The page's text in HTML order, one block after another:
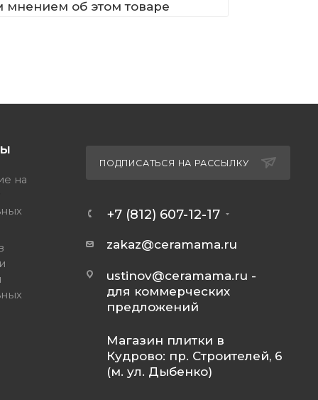
мнением об этом товаре
на
ПОДПИСАТЬСЯ НА РАССЫЛКУ
+7 (812) 607-12-17
zakaz@ceramama.ru
ustinov@ceramama.ru -
для коммерческих
предложений
Магазин плитки в
Кудрово: пр. Строителей, 6
(м. ул. Дыбенко)